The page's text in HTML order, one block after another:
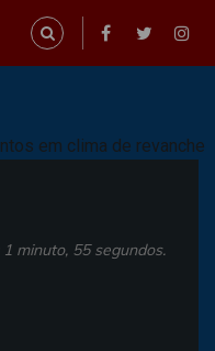
minuto, 55 segundos.